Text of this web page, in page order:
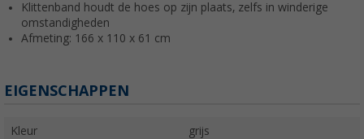
Klittenband houdt de hoes op zijn plaats, zelfs in winderige
omstandigheden
Afmeting: 166 x 110 x 61 cm
EIGENSCHAPPEN
Kleur grijs